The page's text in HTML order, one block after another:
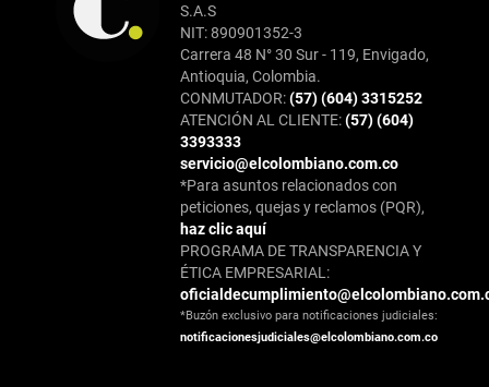
S.A.S
NIT: 890901352-3
Carrera 48 N° 30 Sur - 119, Envigado,
Antioquia, Colombia.
CONMUTADOR:(57) (604) 3315252
ATENCIÓN AL CLIENTE:(57) (604)
3393333
servicio@elcolombiano.com.co
*Para asuntos relacionados con
peticiones, quejas y reclamos (PQR),
haz clic aquí
PROGRAMA DE TRANSPARENCIA Y
ÉTICA EMPRESARIAL:
*Buzón exclusivo para notificaciones judiciales:
notificacionesjudiciales@elcolombiano.com.co